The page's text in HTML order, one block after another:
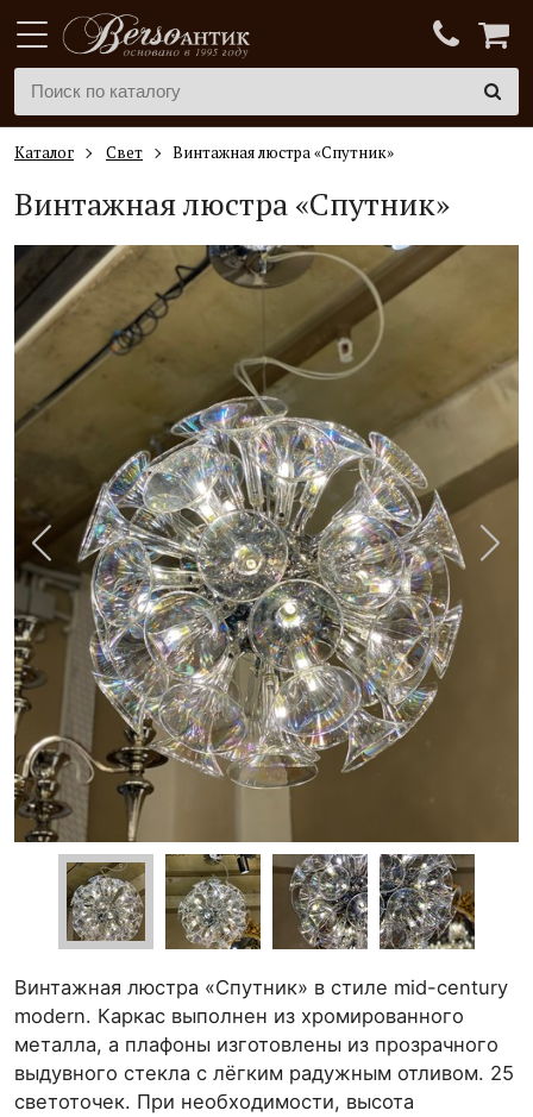
Каталог Свет Винтажная люстра «Спутник»
Винтажная люстра «Спутник»
Винтажная люстра «Спутник» в стиле mid-century
modern. Каркас выполнен из хромированного
металла, а плафоны изготовлены из прозрачного
выдувного стекла с лёгким радужным отливом. 25
светоточек. При необходимости, высота